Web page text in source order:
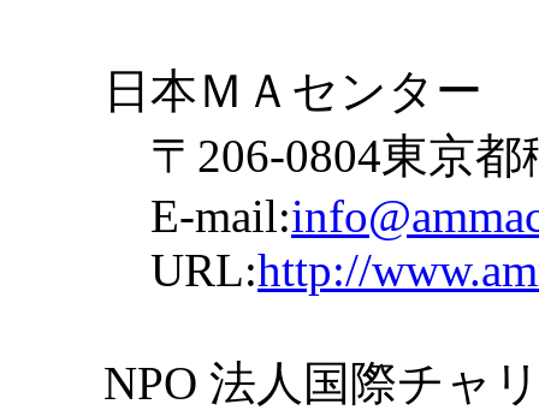
日本ＭＡセンター
〒206-0804東京都稲
E-mail:
URL:http://
NPO 法人国際チャリ